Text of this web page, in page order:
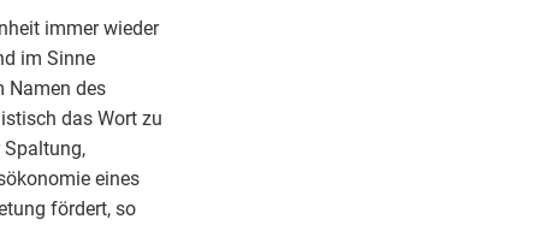
immer wieder
im Sinne
Namen des
das Wort zu
Spaltung,
eines
fördert, so